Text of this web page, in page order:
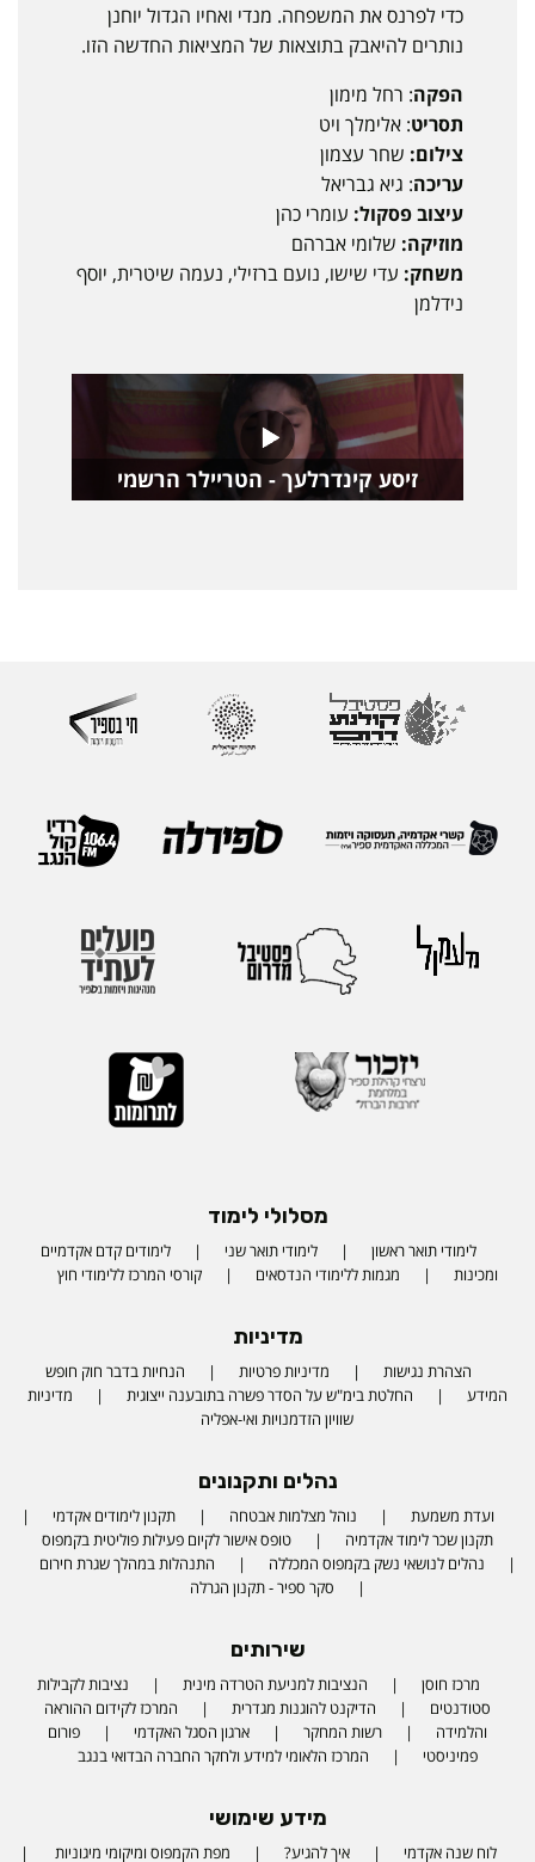
כדי לפרנס את המשפחה. מנדי ואחיו הגדול יוחנן
נותרים להיאבק בתוצאות של המציאות החדשה הזו.
הפקה: רחל מימון
תסריט: אלימלך ויט
צילום: שחר עצמון
עריכה: גיא גבריאל
עיצוב פסקול: עומרי כהן
מוזיקה: שלומי אברהם
משחק: עדי שישו, נועם ברזילי, נעמה שיטרית, יוסף
נידלמן
זיסע קינדרלעך - הטריילר הרשמי
מסלולי לימוד
לימודי תואר ראשון לימודי תואר שני
לימודים קדם אקדמיים
ומכינות
מגמות ללימודי הנדסאים קורסי המרכז ללימודי חוץ
מדיניות
הצהרת נגישות מדיניות פרטיות
הנחיות בדבר חוק חופש
המידע
החלטת בימ"ש על הסדר פשרה בתובענה ייצוגית
מדיניות
שוויון הזדמנויות ואי-אפליה
נהלים ותקנונים
ועדת משמעת נוהל מצלמות אבטחה
תקנון לימודים אקדמי
תקנון שכר לימוד אקדמיה
טופס אישור לקיום פעילות פוליטית בקמפוס
נהלים לנושאי נשק בקמפוס המכללה
התנהלות במהלך שגרת חירום
סקר ספיר - תקנון הגרלה
שירותים
מרכז חוסן הנציבות למניעת הטרדה מינית
נציבות לקבילות
סטודנטים
הדיקנט להוגנות מגדרית
המרכז לקידום ההוראה
והלמידה
רשות המחקר ארגון הסגל האקדמי
פורום
פמיניסטי
המרכז הלאומי למידע ולחקר החברה הבדואי בנגב
מידע שימושי
לוח שנה אקדמי איך להגיע? מפת הקמפוס ומיקומי מיגוניות